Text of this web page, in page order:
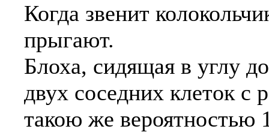
Когда звенит
прыгают.
Блоха, сидящая в углу
двух соседних клеток с
такою же вероятностью